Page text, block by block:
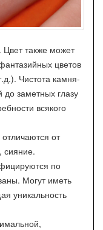
также может
цветов
Чистота камня-
до заметных глазу
всякого
от
сияние.
по
Могут иметь
уникальность